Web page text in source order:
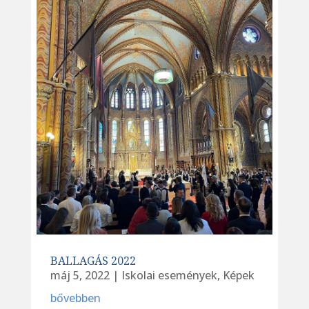
BALLAGÁS 2022
máj 5, 2022| Iskolai események, Képek
bővebben